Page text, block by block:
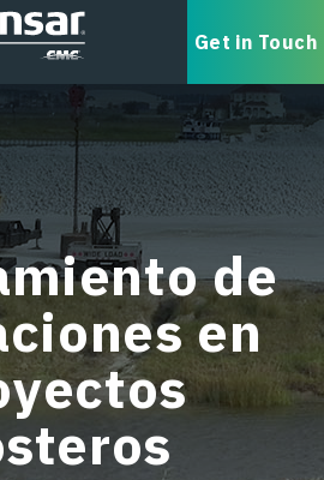
Get in Touch
de
en